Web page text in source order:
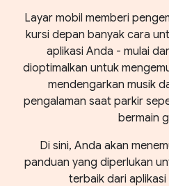
Layar mobil memberi
kursi depan banyak cara
aplikasi Anda - mulai
dioptimalkan untuk
mendengarkan musik
pengalaman saat parkir
bermain
Di sini, Anda akan
panduan yang diperlukan
terbaik dari